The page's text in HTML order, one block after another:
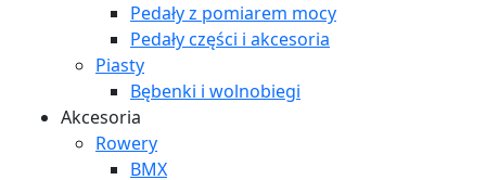
Pedały z pomiarem mocy
Pedały części i akcesoria
Piasty
Bębenki i wolnobiegi
Akcesoria
Rowery
BMX